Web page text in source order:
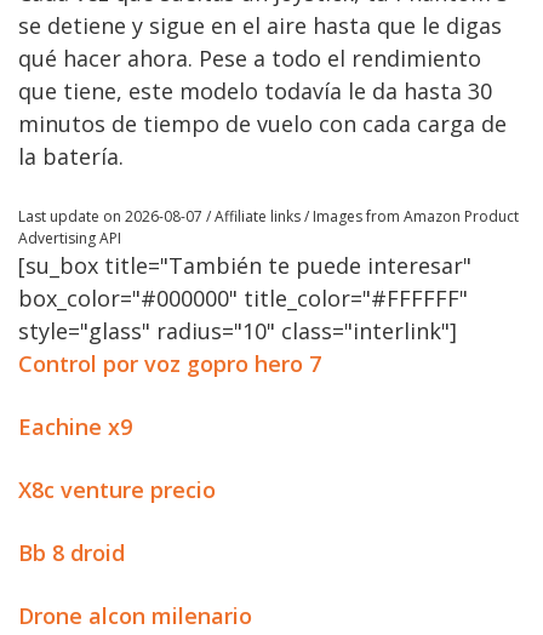
se detiene y sigue en el aire hasta que le digas
qué hacer ahora. Pese a todo el rendimiento
que tiene, este modelo todavía le da hasta 30
minutos de tiempo de vuelo con cada carga de
la batería.
Last update on 2026-08-07 / Affiliate links / Images from Amazon Product
Advertising API
[su_box title="También te puede interesar"
box_color="#000000" title_color="#FFFFFF"
style="glass" radius="10" class="interlink"]
Control por voz gopro hero 7
Eachine x9
X8c venture precio
Bb 8 droid
Drone alcon milenario